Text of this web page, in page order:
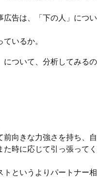
広告は、「下の人」につい
いるか。
について、分析してみるの
前向きな力強さを持ち、自
時に応じて引っ張ってく
トというよりパートナー相